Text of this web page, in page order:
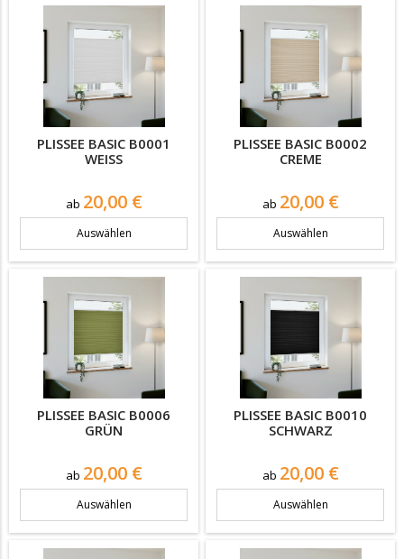
PLISSEE BASIC B0001
WEISS
ab Preis
20,00 €
Auswählen
PLISSEE BASIC B0002
CREME
ab Preis
20,00 €
Auswählen
PLISSEE BASIC B0006
GRÜN
ab Preis
20,00 €
Auswählen
PLISSEE BASIC B0010
SCHWARZ
ab Preis
20,00 €
Auswählen